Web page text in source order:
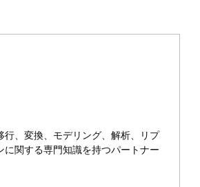
行、変換、モデリング、解析、リプ
に関する専門知識を持つパートナー